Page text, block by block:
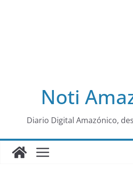
al
Noti
Diario Digital Amazónico,